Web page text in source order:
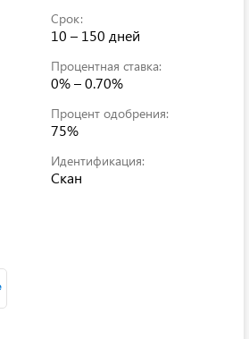
Срок:
10 – 150 дней
Процентная ставка:
0% – 0.70%
Процент одобрения:
75%
Идентификация:
Скан